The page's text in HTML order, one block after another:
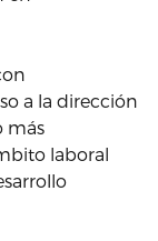
a la dirección
más
laboral